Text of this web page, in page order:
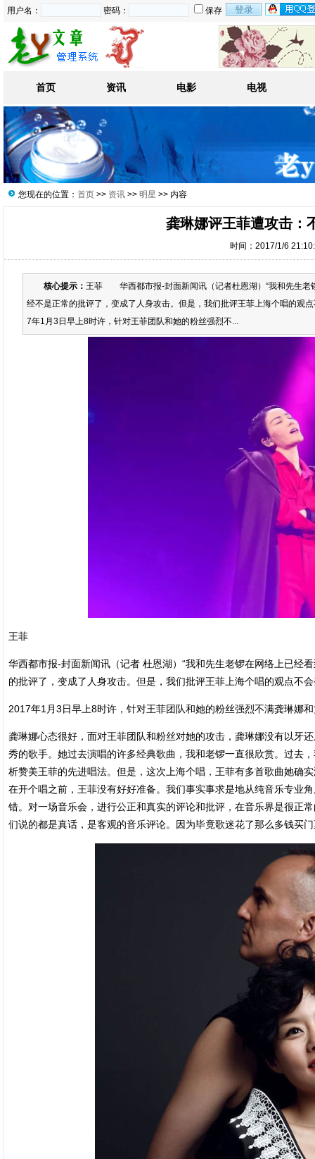
用户名： 密码： 保存
首页 资讯 电影 电视
您现在的位置： 首页 >> 资讯 >> 明星 >> 内容
龚琳娜评王菲遭攻击：
时间：2017/1/6
核心提示： 王菲 华西都市报-封面新闻讯（记者杜恩湖）“我和先生老
经不是正常的批评了，变成了人身攻击。但是，我们批评王菲上海个唱的
7年1月3日早上8时许，针对王菲团队和她的粉丝强烈不...
王菲
华西都市报-封面新闻讯（记者 杜恩湖）“我和先生老锣在网络上已经
的批评了，变成了人身攻击。但是，我们批评王菲上海个唱的观点不
2017年1月3日早上8时许，针对王菲团队和她的粉丝强烈不满龚琳娜
龚琳娜心态很好，面对王菲团队和粉丝对她的攻击，龚琳娜没有以牙
秀的歌手。她过去演唱的许多经典歌曲，我和老锣一直很欣赏。过去
析赞美王菲的先进唱法。但是，这次上海个唱，王菲有多首歌曲她确
在开个唱之前，王菲没有好好准备。我们事实事求是地从纯音乐专业
错。对一场音乐会，进行公正和真实的评论和批评，在音乐界是很正
们说的都是真话，是客观的音乐评论。因为毕竟歌迷花了那么多钱买